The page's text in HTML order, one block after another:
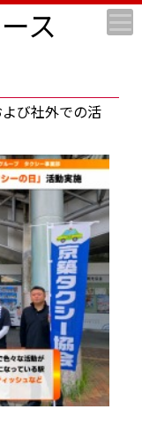
ス
び社外での活